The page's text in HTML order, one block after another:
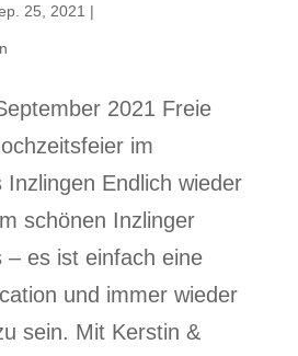
25, 2021 |
2021 Freie
im
Inzlingen Endlich wieder
schönen Inzlinger
– es ist einfach eine
und immer wieder
sein. Mit Kerstin &